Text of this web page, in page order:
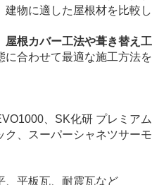
建物に適した屋根材を比較し
屋根カバー工法や葺き替え工
に合わせて最適な施工方法を
、SK化研 プレミアム
ク、スーパーシャネツサーモ
、平板瓦、耐震瓦など